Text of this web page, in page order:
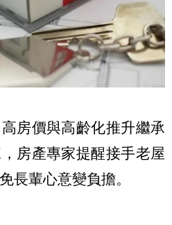
房價與高齡化推升繼承
房產專家提醒接手老屋
長輩心意變負擔。